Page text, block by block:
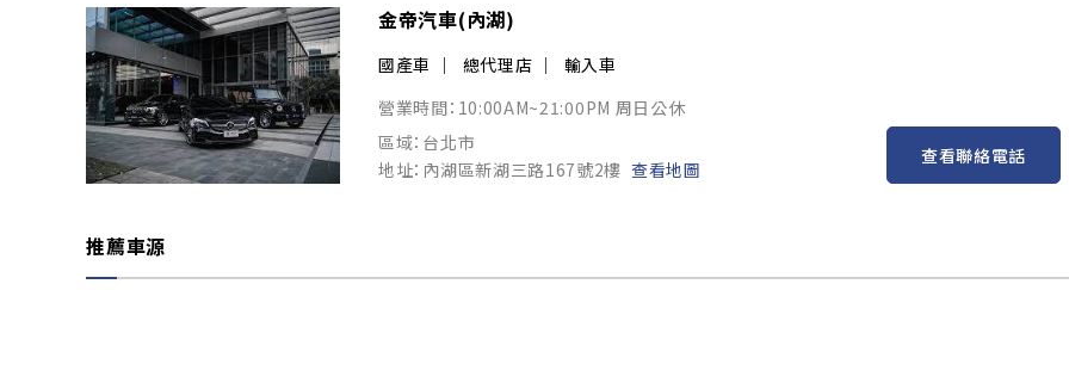
金帝汽車(內湖)
國產車 總代理店
輸入車
營業時間：10:00AM~21:00PM 周日公休
區域：台北市
地址：內湖區新湖三路167號2樓 查看地圖
查看聯絡電話
推薦車源